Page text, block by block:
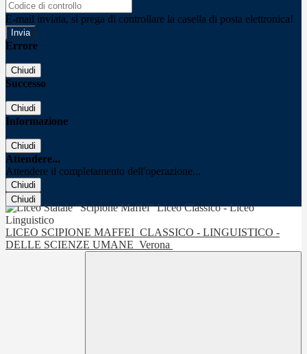
E-mail inviata, si prega di controllare la casella di posta elettronica!
Errore
Chiudi
Successo
Chiudi
Informazione
Chiudi
Attendere...
Attendere il completamento dell'operazione...
Chiudi
Chiudi
LICEO SCIPIONE MAFFEI CLASSICO - LINGUISTICO -
DELLE SCIENZE UMANE Verona